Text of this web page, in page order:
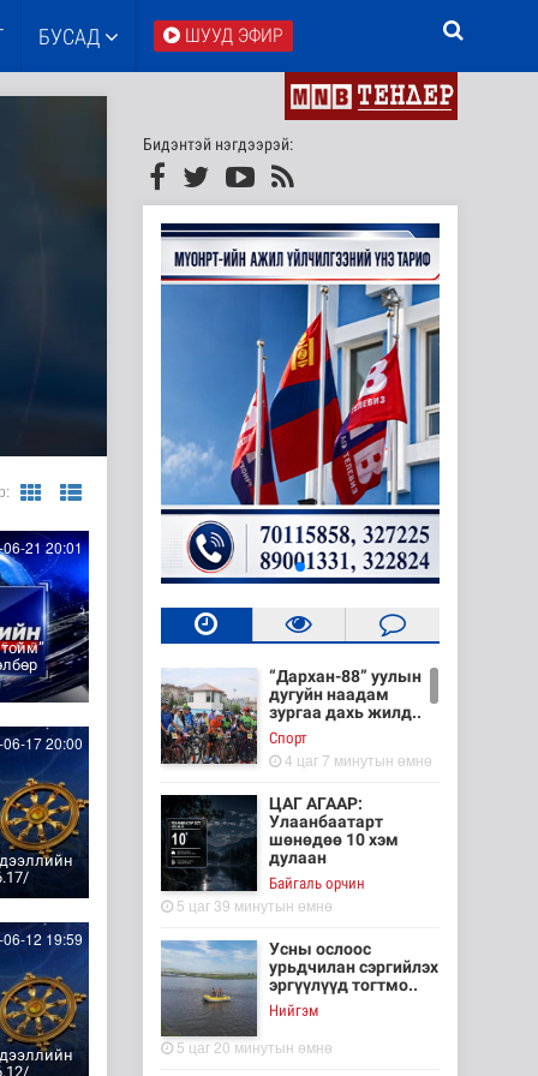
БУСАД ШУУД ЭФИР
21 20:01
17 20:00
12 19:59
Бидэнтэй нэгдээрэй:
“Дархан-88” уулын
дугуйн наадам
зургаа дахь жилд..
Cпорт
4 цаг 7 минутын өмнө
ЦАГ АГААР:
Улаанбаатарт
шөнөдөө 10 хэм
дулаан
Байгаль орчин
5 цаг 39 минутын өмнө
Усны ослоос
урьдчилан сэргийлэх
эргүүлүүд тогтмо..
Нийгэм
5 цаг 20 минутын өмнө